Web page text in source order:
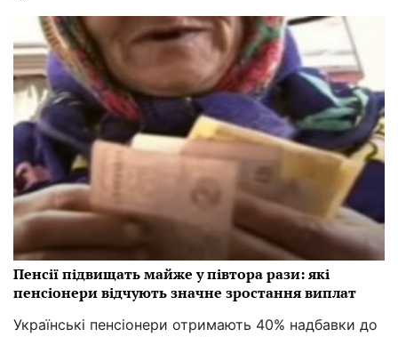
Пенсії підвищать майже у півтора рази: які
пенсіонери відчують значне зростання виплат
Українські пенсіонери отримають 40% надбавки до